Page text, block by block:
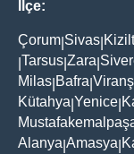
Ilçe:
Çorum Sivas
Tarsus Zara
Milas Bafra
Kütahya Yenice
Alanya Amasya